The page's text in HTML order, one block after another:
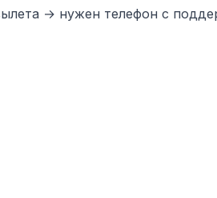
→ нужен телефон с